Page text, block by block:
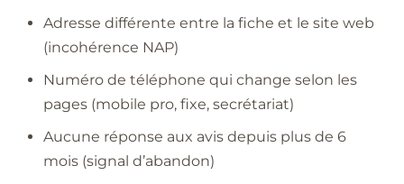
Adresse différente entre la fiche et le site web
(incohérence NAP)
Numéro de téléphone qui change selon les
pages (mobile pro, fixe, secrétariat)
Aucune réponse aux avis depuis plus de 6
mois (signal d’abandon)